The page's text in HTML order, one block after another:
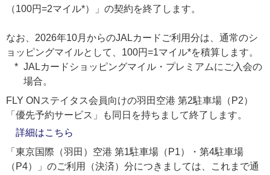
（100円=2マイル*）」の契約を終了します。
なお、2026年10月からのJALカードご利用分は、通常のシ
ョッピングマイルとして、100円=1マイル*を積算します。
JALカードショッピングマイル・プレミアムにご入会の
場合。
FLY ONステイタス会員向けの羽田空港 第2駐車場（P2）
「優先予約サービス」も同日を持ちまして終了します。
詳細はこちら
「東京国際（羽田）空港 第1駐車場（P1）・第4駐車場
（P4）」のご利用（決済）分につきましては、これまで通